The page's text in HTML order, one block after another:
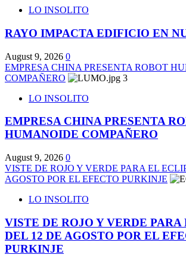
LO INSOLITO
RAYO IMPACTA EDIFICIO EN
August 9, 2026 0
EMPRESA CHINA PRESENTA ROBOT
COMPAÑERO
3
LO INSOLITO
EMPRESA CHINA PRESENTA
HUMANOIDE COMPAÑERO
August 9, 2026 0
VISTE DE ROJO Y VERDE PARA EL
AGOSTO POR EL EFECTO PURKINJE
LO INSOLITO
VISTE DE ROJO Y VERDE PARA
DEL 12 DE AGOSTO POR EL
PURKINJE